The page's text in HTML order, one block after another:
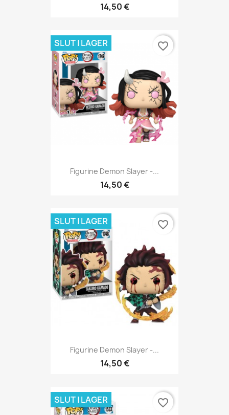
14,50 €
Figurine Demon Slayer -...
14,50 €
SLUT I LAGER favorite_border
Figurine Demon Slayer -...
14,50 €
SLUT I LAGER favorite_border
SLUT I LAGER favorite_border